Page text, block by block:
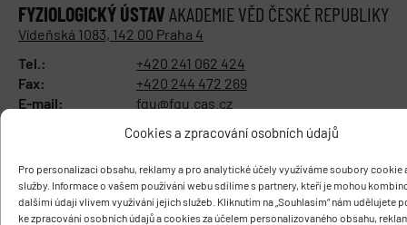
Cookies a zpracování osobních údajů
Pro personalizaci obsahu, reklamy a pro analytické účely využíváme soubory cookie
služby. Informace o vašem používání webu sdílíme s partnery, kteří je mohou
dalšími údaji vlivem využívání jejich služeb. Kliknutím na „Souhlasím“ nám udělujete
ke zpracování osobních údajů a cookies za účelem personalizovaného obsahu,
FYZIOLOGICKÝ ÚSTAV AKADEMIE VĚD ČESKÉ REPUBLIKY
Vídeňská 1083, 142 00 Praha 4
Tel.:
+420 241 062 424
Fax:
+420 244 472 269
E-mail:
fgu@fgu.cas.cz
Buďte s námi v kontaktu